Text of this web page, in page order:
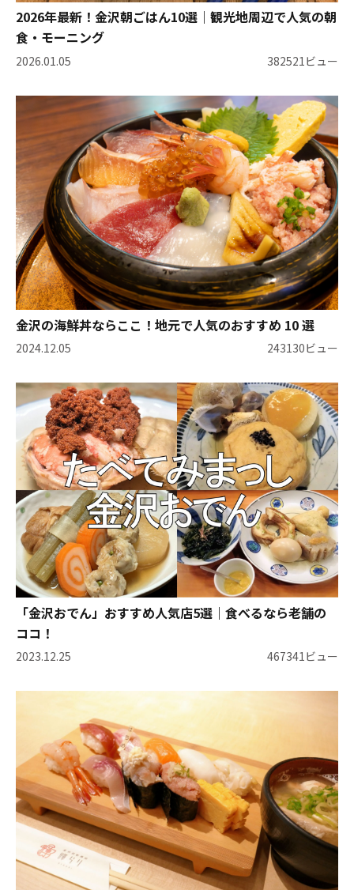
2026年最新！金沢朝ごはん10選｜観光地周辺で人気の朝
食・モーニング
2026.01.05 382521ビュー
金沢の海鮮丼ならここ！地元で人気のおすすめ 10 選
2024.12.05 243130ビュー
「金沢おでん」おすすめ人気店5選｜食べるなら老舗の
ココ！
2023.12.25 467341ビュー